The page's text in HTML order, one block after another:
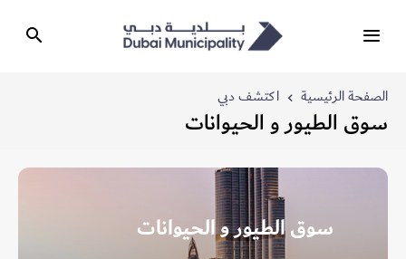
الصفحة الرئيسية اكتشف دبي
سوق الطيور و الحيوانات
سوق الطيور و الحيوانات